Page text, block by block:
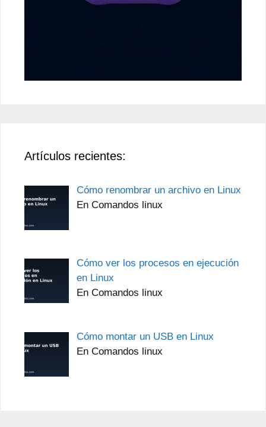
Artículos recientes:
Cómo renombrar un archivo en Linux
En Comandos linux
Cómo ver los procesos en ejecución
en Linux
En Comandos linux
Cómo montar un USB en Linux
En Comandos linux